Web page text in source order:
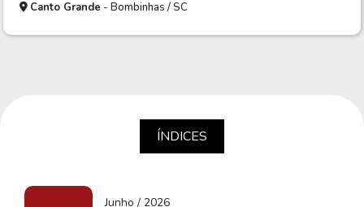
Canto Grande - Bombinhas / SC
ÍNDICES
Junho / 2026